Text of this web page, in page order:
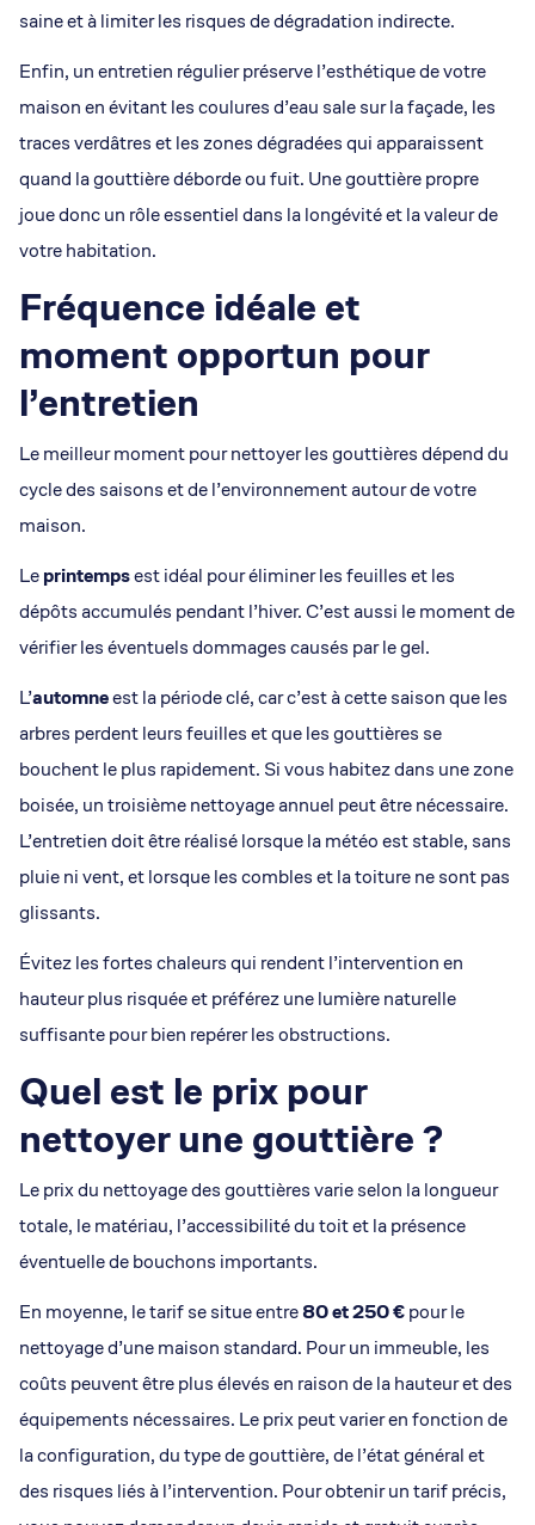
saine et à limiter les risques de dégradation indirecte.
Enfin, un entretien régulier préserve l’esthétique de votre
maison en évitant les coulures d’eau sale sur la façade, les
traces verdâtres et les zones dégradées qui apparaissent
quand la gouttière déborde ou fuit. Une gouttière propre
joue donc un rôle essentiel dans la longévité et la valeur de
votre habitation.
Fréquence idéale et
moment opportun pour
l’entretien
Le meilleur moment pour nettoyer les gouttières dépend du
cycle des saisons et de l’environnement autour de votre
maison.
Leprintempsest idéal pour éliminer les feuilles et les
dépôts accumulés pendant l’hiver. C’est aussi le moment de
vérifier les éventuels dommages causés par le gel.
L’automneest la période clé, car c’est à cette saison que les
arbres perdent leurs feuilles et que les gouttières se
bouchent le plus rapidement. Si vous habitez dans une zone
boisée, un troisième nettoyage annuel peut être nécessaire.
L’entretien doit être réalisé lorsque la météo est stable, sans
pluie ni vent, et lorsque les combles et la toiture ne sont pas
glissants.
Évitez les fortes chaleurs qui rendent l’intervention en
hauteur plus risquée et préférez une lumière naturelle
suffisante pour bien repérer les obstructions.
Quel est le prix pour
nettoyer une gouttière ?
Le prix du nettoyage des gouttières varie selon la longueur
totale, le matériau, l’accessibilité du toit et la présence
éventuelle de bouchons importants.
En moyenne, le tarif se situe entre80 et 250 €pour le
nettoyage d’une maison standard. Pour un immeuble, les
coûts peuvent être plus élevés en raison de la hauteur et des
équipements nécessaires. Le prix peut varier en fonction de
la configuration, du type de gouttière, de l’état général et
des risques liés à l’intervention. Pour obtenir un tarif précis,